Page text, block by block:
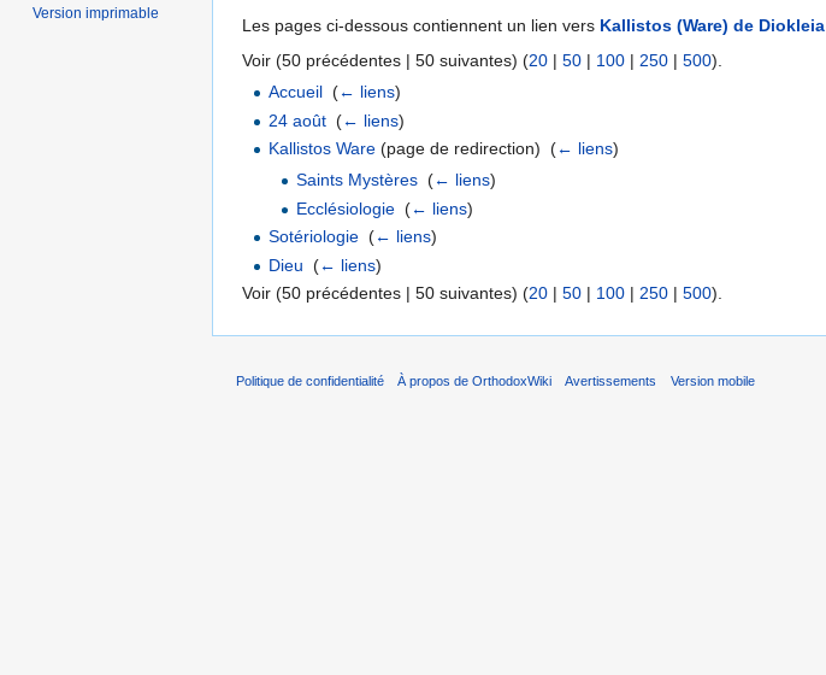
Les pages ci-dessous contiennent un lien vers Kallistos (Ware) de Diokleia
Voir (50 précédentes | 50 suivantes) (20 | 50 | 100 | 250 | 500).
Accueil ‎(← liens)
24 août ‎(← liens)
Kallistos Ware (page de redirection) ‎(← liens)
Saints Mystères‎ (← liens)
Ecclésiologie‎ (← liens)
Sotériologie ‎(← liens)
Dieu ‎(← liens)
Voir (50 précédentes | 50 suivantes) (20 | 50 | 100 | 250 | 500).
Version imprimable
Politique de confidentialité À propos de OrthodoxWiki Avertissements Version mobile